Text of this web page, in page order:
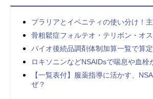
プラリアとイベニティの使い分け！
骨粗鬆症フォルテオ・テリボン・オ
バイオ後続品調剤体制加算一覧で算定
ロキソニンなどNSAIDsで喘息や血栓
【一覧表付】服薬指導に活かす、
ぜ？